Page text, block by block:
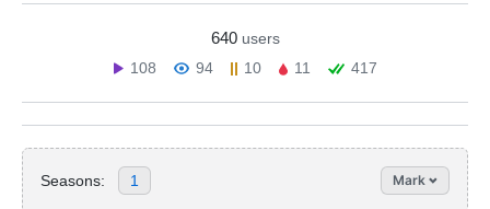
640 users
108
94 10 11 417
Seasons: 1 Mark